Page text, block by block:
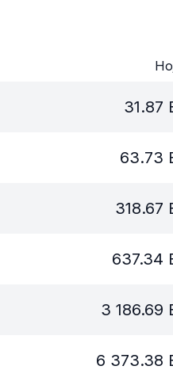
31.87
63.73
318.67
637.34
3 186.69
6 373.38